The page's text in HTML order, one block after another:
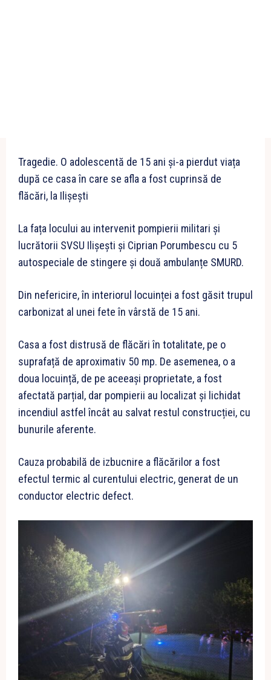
Tragedie. O adolescentă de 15 ani și-a pierdut viața
după ce casa în care se afla a fost cuprinsă de
flăcări, la Ilișești
La fața locului au intervenit pompierii militari și
lucrătorii SVSU Ilișești și Ciprian Porumbescu cu 5
autospeciale de stingere și două ambulanțe SMURD.
Din nefericire, în interiorul locuinței a fost găsit trupul
carbonizat al unei fete în vârstă de 15 ani.
Casa a fost distrusă de flăcări în totalitate, pe o
suprafață de aproximativ 50 mp. De asemenea, o a
doua locuință, de pe aceeași proprietate, a fost
afectată parțial, dar pompierii au localizat și lichidat
incendiul astfel încât au salvat restul construcției, cu
bunurile aferente.
Cauza probabilă de izbucnire a flăcărilor a fost
efectul termic al curentului electric, generat de un
conductor electric defect.